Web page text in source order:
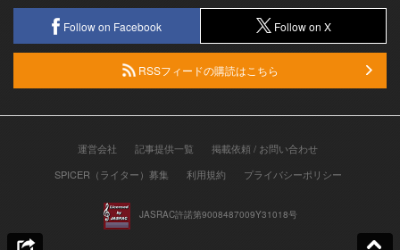
Follow on Facebook Follow on X
RSSフィードの購読はこちら
運営会社 記事提供一覧
掲載依頼 / お問い合わせ
SPICER（ライター）募集
利用規約 プライバシーポリシー
JASRAC許諾第9008487009Y31018号